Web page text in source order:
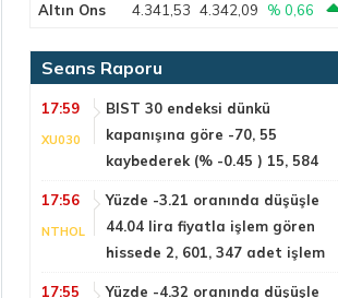
Altın Ons
4.341,53 4.342,09 % 0,66
Seans Raporu
17:59
XU030
BIST 30 endeksi dünkü
kapanışına göre -70, 55
kaybederek (% -0.45 ) 15, 584
17:56
NTHOL
Yüzde -3.21 oranında düşüşle
44.04 lira fiyatla işlem gören
hissede 2, 601, 347 adet işlem
17:55
Yüzde -4.32 oranında düşüşle